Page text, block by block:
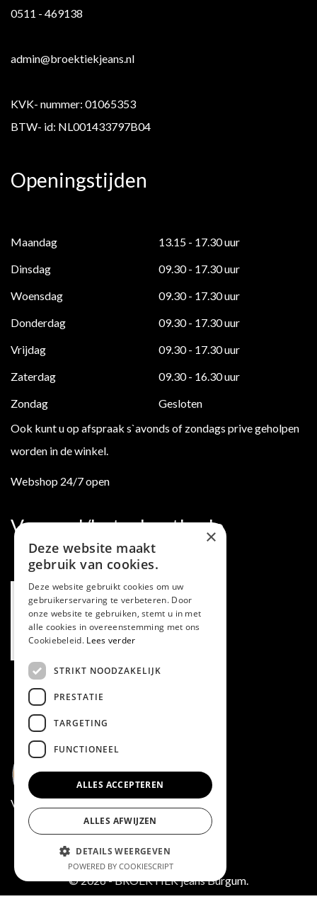
0511 - 469138
admin@broektiekjeans.nl
KVK- nummer: 01065353
BTW- id: NL001433797B04
Openingstijden
Maandag
13.15 - 17.30 uur
Dinsdag
09.30 - 17.30 uur
Woensdag
09.30 - 17.30 uur
Donderdag
09.30 - 17.30 uur
Vrijdag
09.30 - 17.30 uur
Zaterdag
09.30 - 16.30 uur
Zondag
Gesloten
Ook kunt u op afspraak s`avonds of zondags prive geholpen
worden in de winkel.
Webshop 24/7 open
Verzend/betaalmethode
Volg ons via Facebook
© 2026 - BROEKTIEK jeans Burgum.
×
Deze website maakt
gebruik van cookies.
Deze website gebruikt cookies om uw
gebruikerservaring te verbeteren. Door
onze website te gebruiken, stemt u in met
alle cookies in overeenstemming met ons
Cookiebeleid. Lees verder
STRIKT NOODZAKELIJK
PRESTATIE
TARGETING
FUNCTIONEEL
ALLES ACCEPTEREN
ALLES AFWIJZEN
DETAILS WEERGEVEN
POWERED BY COOKIESCRIPT